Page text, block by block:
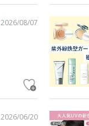
2026/08/07
2026/06/20